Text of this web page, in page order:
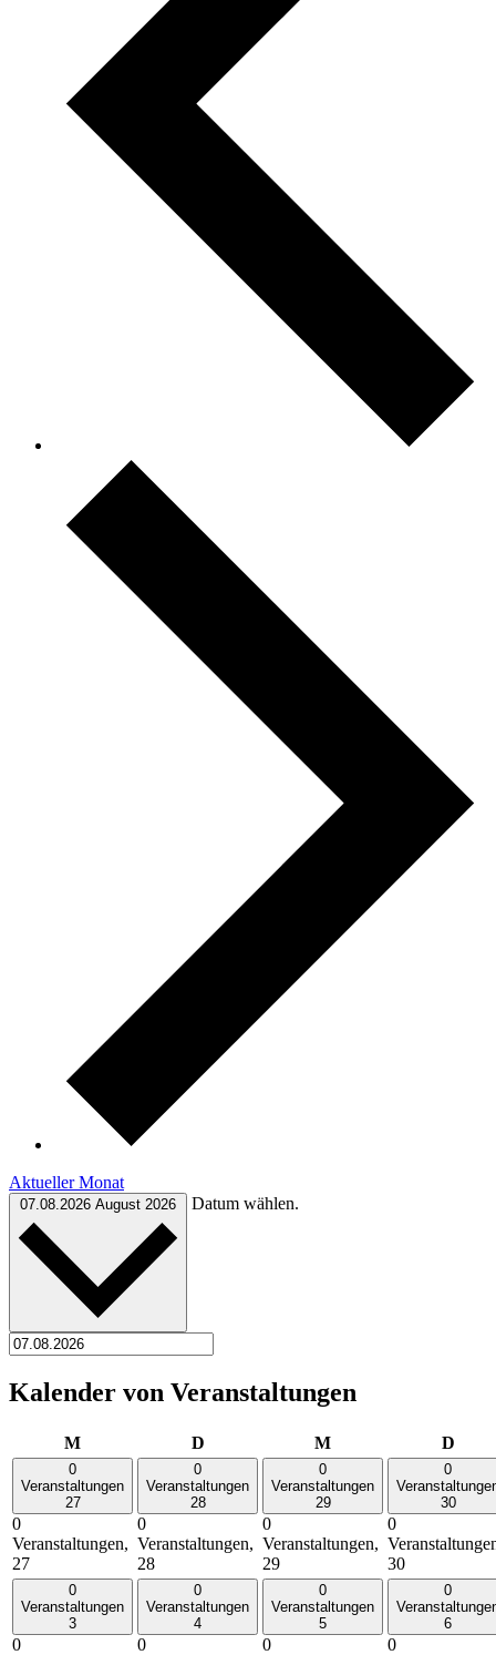
Aktueller Monat
07.08.2026 August 2026 Datum wählen.
Kalender von Veranstaltungen
MMontag DDienstag MMittwoch D
0
Veranstaltungen
27
0
Veranstaltungen,
27
0
Veranstaltungen
28
0
Veranstaltungen,
28
0
Veranstaltungen
29
0
Veranstaltungen,
29
0
30
0
30
0
Veranstaltungen
3
0
0
Veranstaltungen
4
0
0
Veranstaltungen
5
0
0
6
0